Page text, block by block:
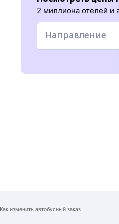
2 миллиона отелей и
Как изменить автобусный заказ